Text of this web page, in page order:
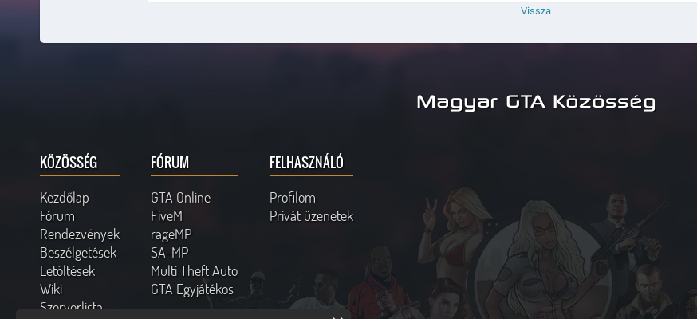
Vissza
Magyar GTA Közösség
KÖZÖSSÉG
Kezdőlap
Fórum
Rendezvények
Beszélgetések
Letöltések
Wiki
Szerverlista
FÓRUM
GTA Online
FiveM
rageMP
SA-MP
Multi Theft Auto
GTA Egyjátékos
FELHASZNÁLÓ
Profilom
Privát üzenetek